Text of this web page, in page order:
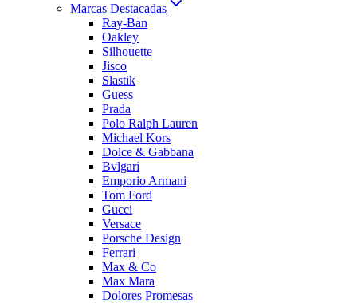
Marcas Destacadas
Ray-Ban
Oakley
Silhouette
Jisco
Slastik
Guess
Prada
Polo Ralph Lauren
Michael Kors
Dolce & Gabbana
Bvlgari
Emporio Armani
Tom Ford
Gucci
Versace
Porsche Design
Ferrari
Max & Co
Max Mara
Dolores Promesas